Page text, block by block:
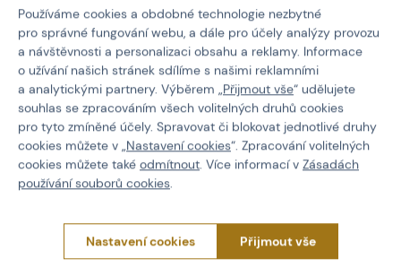
Popis
Vlastnosti:
- panel se suchým zipem s logem Specna Arms vyřezávaným
laserem
- skládací rukáv se stahovací šňůrkou prodlužující délku brašny
a zipem
- velká hlavní komora s obousměrným zipem
- výplň z měkké pěny
- velká, další kapsa, která umožňuje uložení dalšího příslušenství
Používáme cookies a obdobné technologie nezbytné
pro správné fungování webu, a dále pro účely analýzy provozu
a návštěvnosti a personalizaci obsahu a reklamy. Informace
o užívání našich stránek sdílíme s našimi reklamními
a analytickými partnery. Výběrem „Přijmout vše“ udělujete
souhlas se zpracováním všech volitelných druhů cookies
pro tyto zmíněné účely. Spravovat či blokovat jednotlivé druhy
cookies můžete v „Nastavení cookies“. Zpracování volitelných
cookies můžete také odmítnout. Více informací v Zásadách
používání souborů cookies.
Nastavení cookies Přijmout vše